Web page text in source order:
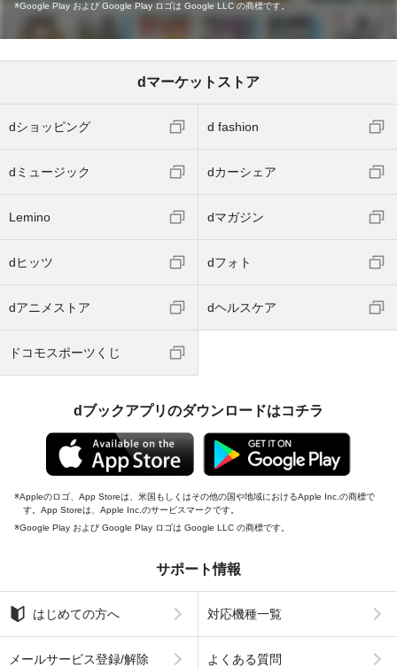
Google Play および Google Play ロゴは Google LLC の商標です。
dマーケットストア
dショッピング d fashion
dミュージック dカーシェア
Lemino dマガジン
dヒッツ dフォト
dアニメストア dヘルスケア
ドコモスポーツくじ
dブックアプリのダウンロードはコチラ
Appleのロゴ、App Storeは、米国もしくはその他の国や地域におけるApple Inc.の商標で
す。App Storeは、Apple Inc.のサービスマークです。
Google Play および Google Play ロゴは Google LLC の商標です。
サポート情報
はじめての方へ 対応機種一覧
メールサービス登録/解除 よくある質問